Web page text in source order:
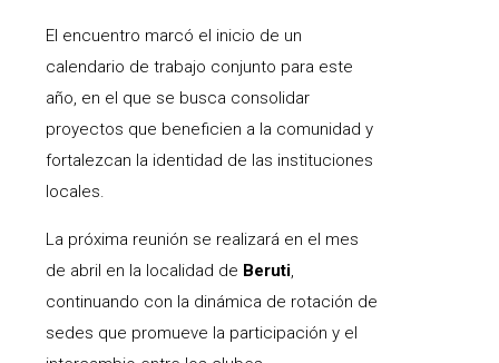
El encuentro marcó el inicio de un
calendario de trabajo conjunto para este
año, en el que se busca consolidar
proyectos que beneficien a la comunidad y
fortalezcan la identidad de las instituciones
locales.
La próxima reunión se realizará en el mes
de abril en la localidad de Beruti,
continuando con la dinámica de rotación de
sedes que promueve la participación y el